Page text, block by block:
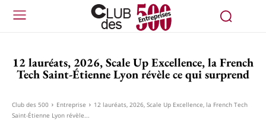
12 lauréats, 2026, Scale Up Excellence, la French
Tech Saint-Étienne Lyon révèle ce qui surprend
Club des 500 Entreprise
12 lauréats, 2026, Scale Up Excellence, la French Tech
Saint-Étienne Lyon révèle...